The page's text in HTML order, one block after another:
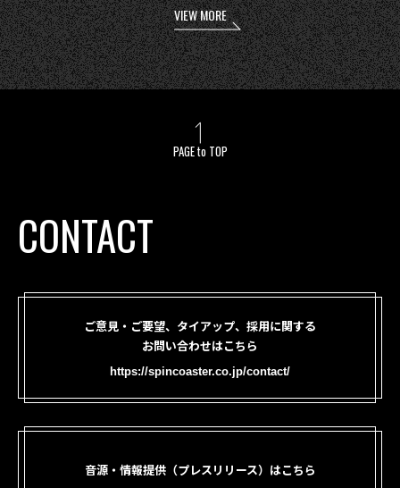
VIEW MORE
PAGE to TOP
CONTACT
ご意見・ご要望、タイアップ、採用に関する
お問い合わせはこちら
https://spincoaster.co.jp/contact/
音源・情報提供（プレスリリース）はこちら